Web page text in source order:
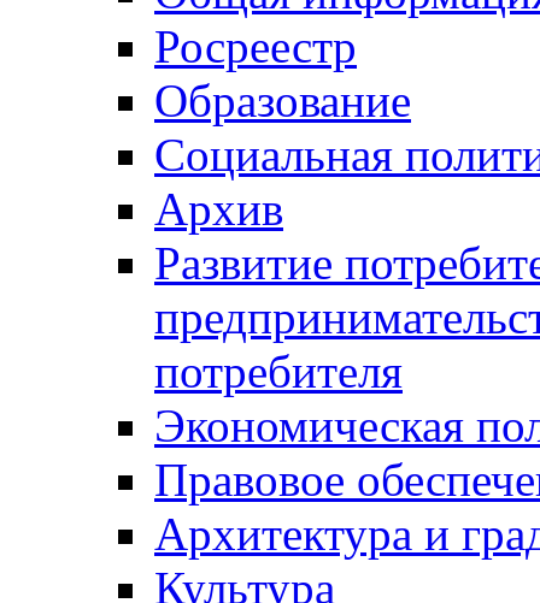
Росреестр
Образование
Социальная
Архив
Развитие
потребителя
Экономическая
Правовое
Архитектура и
Культура